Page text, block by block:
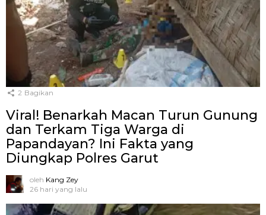
2 Bagikan
Viral! Benarkah Macan Turun Gunung
dan Terkam Tiga Warga di
Papandayan? Ini Fakta yang
Diungkap Polres Garut
oleh Kang Zey
26 hari yang lalu